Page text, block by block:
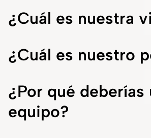
¿Cuál es nuestra
¿Cuál es nuestro
¿Por qué
equipo?